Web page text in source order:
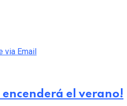
via Email
el verano!